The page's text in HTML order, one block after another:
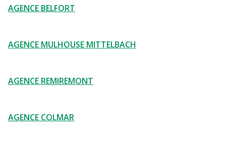
AGENCE BELFORT
AGENCE MULHOUSE MITTELBACH
AGENCE REMIREMONT
AGENCE COLMAR